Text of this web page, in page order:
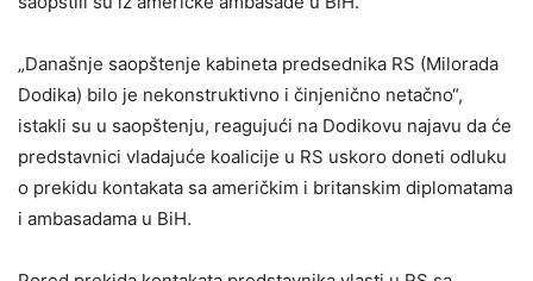
„Današnje saopštenje kabineta predsednika RS (Milorada
Dodika) bilo je nekonstruktivno i činjenično netačno“,
istakli su u saopštenju, reagujući na Dodikovu najavu da će
predstavnici vladajuće koalicije u RS uskoro doneti odluku
o prekidu kontakata sa američkim i britanskim diplomatama
i ambasadama u BiH.